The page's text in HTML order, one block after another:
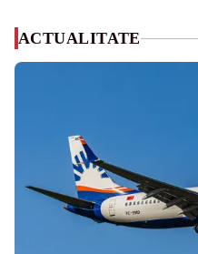
ACTUALITATE